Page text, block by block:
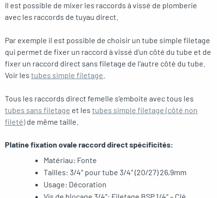
Il est possible de mixer les raccords à vissé de plomberie
avec les raccords de tuyau direct.
Par exemple il est possible de choisir un tube simple filetage
qui permet de fixer un raccord à vissé d’un côté du tube et de
fixer un raccord direct sans filetage de l’autre côté du tube.
Voir les tubes simple filetage
Tous les raccords direct femelle s’emboite avec tous les
tubes sans filetage et les tubes simple filetage (côté non
fileté)de même taille.
Platine fixation ovale raccord direct spécificités:
Matériau: Fonte
Tailles: 3/4″ pour tube 3/4″ (20/27) 26,9mm
Usage: Décoration